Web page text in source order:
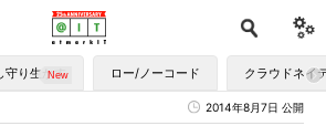
守り生かす ロー/ノーコード クラウドネイ
2014年8月7日 公開